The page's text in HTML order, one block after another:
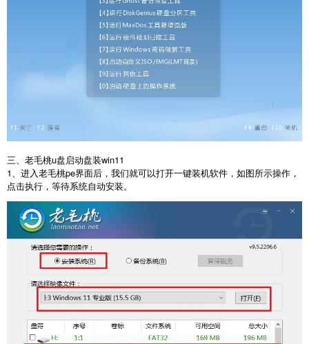
三、老毛桃u盘启动盘装win11
1、进入老毛桃pe界面后，我们就可以打开一键装机软件，如图所示操作，
点击执行，等待系统自动安装。